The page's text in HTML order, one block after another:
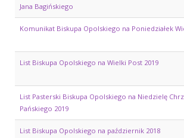
Jana Bagińskiego
Komunikat Biskupa Opolskiego na Poniedziałek
List Biskupa Opolskiego na Wielki Post 2019
List Pasterski Biskupa Opolskiego na Niedzielę
Pańskiego 2019
List Biskupa Opolskiego na październik 2018